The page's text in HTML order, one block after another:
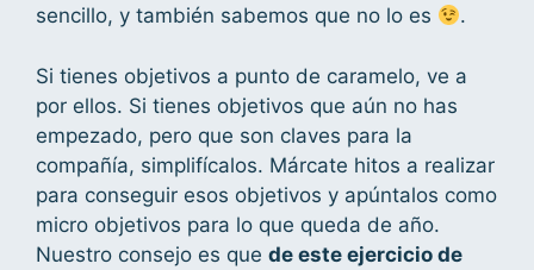
sencillo, y también sabemos que no lo es
.
Si tienes objetivos a punto de caramelo, ve a
por ellos. Si tienes objetivos que aún no has
empezado, pero que son claves para la
compañía, simplifícalos. Márcate hitos a realizar
para conseguir esos objetivos y apúntalos como
micro objetivos para lo que queda de año.
Nuestro consejo es que de este ejercicio de